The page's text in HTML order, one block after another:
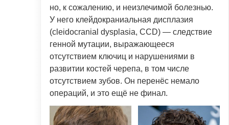
но, к сожалению, и неизлечимой болезнью.
У него клейдокраниальная дисплазия
(cleidocranial dysplasia, CCD) — следствие
генной мутации, выражающееся
отсутствием ключиц и нарушениями в
развитии костей черепа, в том числе
отсутствием зубов. Он перенёс немало
операций, и это ещё не финал.